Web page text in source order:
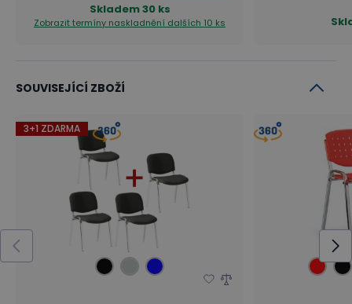
Skladem30 ks
Zobrazit termíny naskladnění dalších 10 ks
SOUVISEJÍCÍ ZBOŽÍ
3+1 ZDARMA